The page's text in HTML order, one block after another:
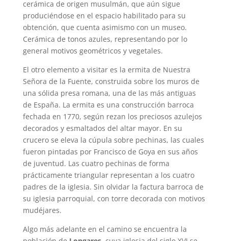
cerámica de origen musulmán, que aún sigue
produciéndose en el espacio habilitado para su
obtención, que cuenta asimismo con un museo.
Cerámica de tonos azules, representando por lo
general motivos geométricos y vegetales.
El otro elemento a visitar es la ermita de Nuestra
Señora de la Fuente, construida sobre los muros de
una sólida presa romana, una de las más antiguas
de España. La ermita es una construcción barroca
fechada en 1770, según rezan los preciosos azulejos
decorados y esmaltados del altar mayor. En su
crucero se eleva la cúpula sobre pechinas, las cuales
fueron pintadas por Francisco de Goya en sus años
de juventud. Las cuatro pechinas de forma
prácticamente triangular representan a los cuatro
padres de la iglesia. Sin olvidar la factura barroca de
su iglesia parroquial, con torre decorada con motivos
mudéjares.
Algo más adelante en el camino se encuentra la